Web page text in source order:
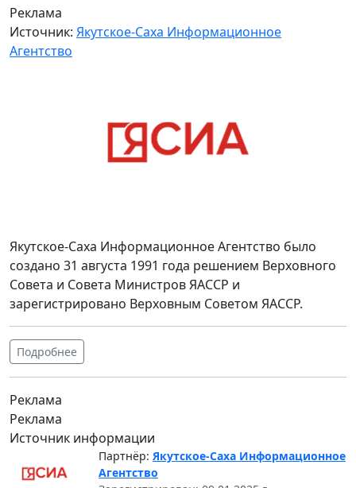
Реклама
Источник: Якутское-Саха Информационное
Агентство
Якутское-Саха Информационное Агентство было
создано 31 августа 1991 года решением Верховного
Совета и Совета Министров ЯАССР и
зарегистрировано Верховным Советом ЯАССР.
Подробнее
Реклама
Реклама
Источник информации
Партнёр: Якутское-Саха Информационное
Агентство